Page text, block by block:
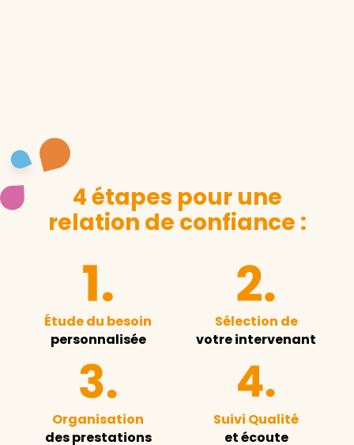
4 étapes pour une
relation de confiance :
Étude du besoin
personnalisée
Sélection de
votre intervenant
Organisation
des prestations
Suivi Qualité
et écoute